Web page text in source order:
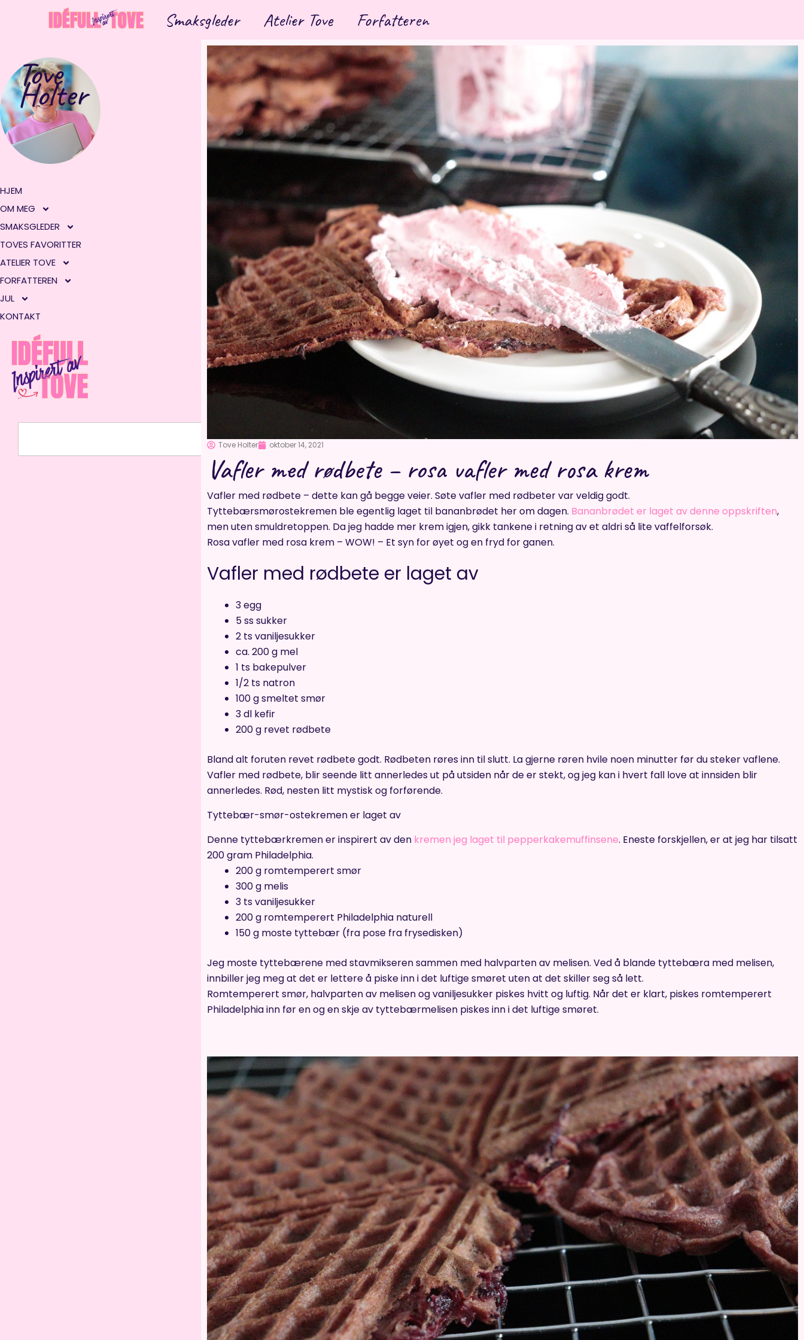
Smaksgleder Atelier Tove Forfatteren
Tove
Holter
HJEM
OM MEG
SMAKSGLEDER
TOVES FAVORITTER
ATELIER TOVE
FORFATTEREN
JUL
KONTAKT
Tove Holter oktober 14, 2021
Vafler med rødbete – rosa vafler med rosa krem
Vafler med rødbete – dette kan gå begge veier. Søte vafler med rødbeter var veldig godt.
Tyttebærsmørostekremen ble egentlig laget til bananbrødet her om dagen. Bananbrødet er laget av denne oppskriften,
men uten smuldretoppen. Da jeg hadde mer krem igjen, gikk tankene i retning av et aldri så lite vaffelforsøk.
Rosa vafler med rosa krem – WOW! – Et syn for øyet og en fryd for ganen.
Vafler med rødbete er laget av
3 egg
5 ss sukker
2 ts vaniljesukker
ca. 200 g mel
1 ts bakepulver
1/2 ts natron
100 g smeltet smør
3 dl kefir
200 g revet rødbete
Bland alt foruten revet rødbete godt. Rødbeten røres inn til slutt. La gjerne røren hvile noen minutter før du steker vaflene.
Vafler med rødbete, blir seende litt annerledes ut på utsiden når de er stekt, og jeg kan i hvert fall love at innsiden blir
annerledes. Rød, nesten litt mystisk og forførende.
Tyttebær-smør-ostekremen er laget av
Denne tyttebærkremen er inspirert av den kremen jeg laget til pepperkakemuffinsene. Eneste forskjellen, er at jeg har tilsatt
200 gram Philadelphia.
200 g romtemperert smør
300 g melis
3 ts vaniljesukker
200 g romtemperert Philadelphia naturell
150 g moste tyttebær (fra pose fra frysedisken)
Jeg moste tyttebærene med stavmikseren sammen med halvparten av melisen. Ved å blande tyttebæra med melisen,
innbiller jeg meg at det er lettere å piske inn i det luftige smøret uten at det skiller seg så lett.
Romtemperert smør, halvparten av melisen og vaniljesukker piskes hvitt og luftig. Når det er klart, piskes romtemperert
Philadelphia inn før en og en skje av tyttebærmelisen piskes inn i det luftige smøret.